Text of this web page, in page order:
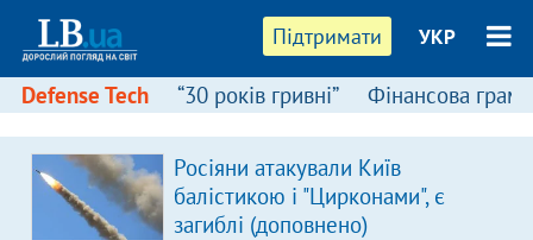
Підтримати УКР
Defense Tech “30 років гривні” Фінансова
Росіяни атакували Київ
балістикою і "Цирконами", є
загиблі (доповнено)